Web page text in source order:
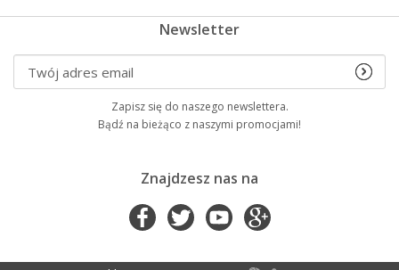
Newsletter
Zapisz się do naszego newslettera.
Bądź na bieżąco z naszymi promocjami!
Znajdzesz nas na